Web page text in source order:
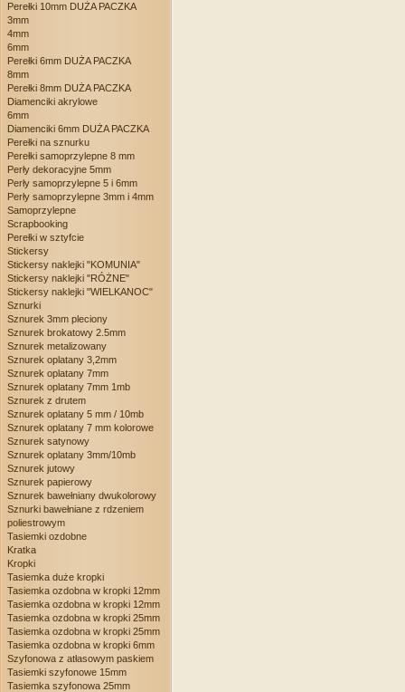
Perełki 10mm DUŻA PACZKA
3mm
4mm
6mm
Perełki 6mm DUŻA PACZKA
8mm
Perełki 8mm DUŻA PACZKA
Diamenciki akrylowe
6mm
Diamenciki 6mm DUŻA PACZKA
Perełki na sznurku
Perełki samoprzylepne 8 mm
Perły dekoracyjne 5mm
Perły samoprzylepne 5 i 6mm
Perły samoprzylepne 3mm i 4mm
Samoprzylepne
Scrapbooking
Perełki w sztyfcie
Stickersy
Stickersy naklejki "KOMUNIA"
Stickersy naklejki "RÓŻNE"
Stickersy naklejki "WIELKANOC"
Sznurki
Sznurek 3mm pleciony
Sznurek brokatowy 2.5mm
Sznurek metalizowany
Sznurek oplatany 3,2mm
Sznurek oplatany 7mm
Sznurek oplatany 7mm 1mb
Sznurek z drutem
Sznurek oplatany 5 mm / 10mb
Sznurek oplatany 7 mm kolorowe
Sznurek satynowy
Sznurek oplatany 3mm/10mb
Sznurek jutowy
Sznurek papierowy
Sznurek bawełniany dwukolorowy
Sznurki bawełniane z rdzeniem
poliestrowym
Tasiemki ozdobne
Kratka
Kropki
Tasiemka duże kropki
Tasiemka ozdobna w kropki 12mm
Tasiemka ozdobna w kropki 12mm
Tasiemka ozdobna w kropki 25mm
Tasiemka ozdobna w kropki 25mm
Tasiemka ozdobna w kropki 6mm
Szyfonowa z atłasowym paskiem
Tasiemki szyfonowe 15mm
Tasiemka szyfonowa 25mm